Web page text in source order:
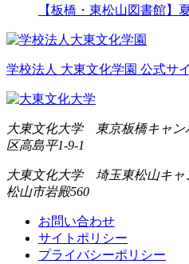
【板橋・東松山図書館】
学校法人 大東文化学園 公式サ
大東文化大学 東京板橋キャン
区高島平1-9-1
大東文化大学 埼玉東松山キャ
松山市岩殿560
お問い合わせ
サイトポリシー
プライバシーポリシー